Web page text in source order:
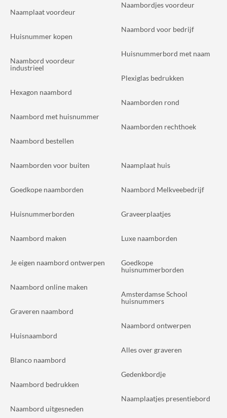
Naamplaat voordeur
Huisnummer kopen
Naambord voordeur
industrieel
Hexagon naambord
Naambord met huisnummer
Naambord bestellen
Naambordjes voordeur
Naambord voor bedrijf
Huisnummerbord met naam
Plexiglas bedrukken
Naamborden rond
Naamborden rechthoek
Naamborden voor buiten
Goedkope naamborden
Huisnummerborden
Naambord maken
Je eigen naambord ontwerpen
Naambord online maken
Graveren naambord
Huisnaambord
Blanco naambord
Naambord bedrukken
Naambord uitgesneden
Naamplaat huis
Naambord Melkveebedrijf
Graveerplaatjes
Luxe naamborden
Goedkope
huisnummerborden
Amsterdamse School
huisnummers
Naambord ontwerpen
Alles over graveren
Gedenkbordje
Naamplaatjes presentiebord